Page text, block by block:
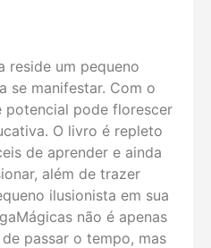
reside um pequeno
se manifestar. Com o
potencial pode florescer
O livro é repleto
de aprender e ainda
além de trazer
ilusionista em sua
não é apenas
passar o tempo, mas